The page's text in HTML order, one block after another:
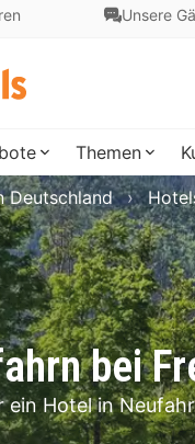
Unsere
Themen
bei
Hotel in
Deutschland